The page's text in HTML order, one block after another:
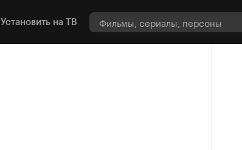
Установить на ТВ